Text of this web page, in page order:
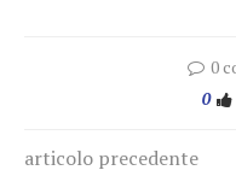
0
0
articolo precedente